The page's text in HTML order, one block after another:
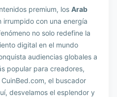
premium, los Arab
irrumpido con una energía
no solo redefine la
digital en el mundo
audiencias globales a
popular para creadores,
el buscador
desvelamos el esplendor y